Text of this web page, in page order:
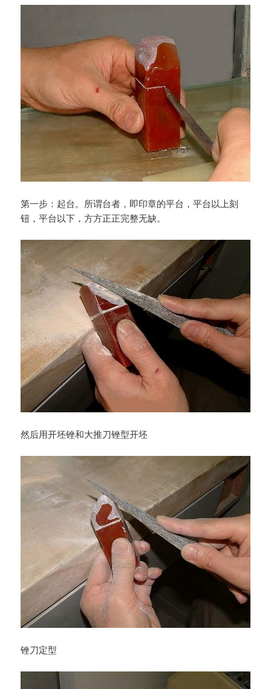
第一步：起台。所谓台者，即印章的平台，平台以上刻
钮，平台以下，方方正正完整无缺。
然后用开坯锉和大推刀锉型开坯
锉刀定型